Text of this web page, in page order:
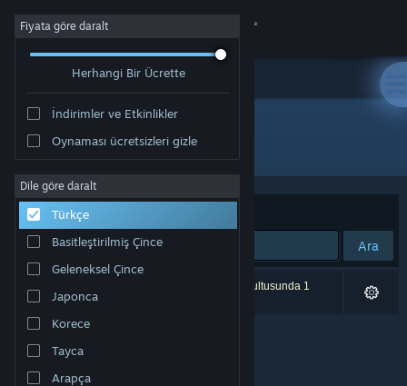
Giriş yap
Hakkında
Destek
Dili değiştir
Steam mobil uygulamasını yükle
Masaüstü internet sitesini görüntüle
Fiyata göre daralt
Herhangi Bir Ücrette
İndirimler ve Etkinlikler
Oynaması ücretsizleri gizle
Dile göre daralt
Türkçe
Basitleştirilmiş Çince
Geleneksel Çince
Japonca
Korece
Tayca
Arapça
Geliştirici: Joseph Caero
Sırala Uygunluk
Ara
0 sonuç aramanızla eşleşiyor. Tercihleriniz doğrultusunda 1
ürün dâhil edilmedi.